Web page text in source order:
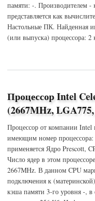
памяти: -. Производителем
представляется как
Настольные ПК. Найденная
(или выпуска) процессора: 2
о Процессор Intel Celeron D-335
Процессор Intel
(2667MHz,
Процессор от компании Intel
имеющим номер процессора:
применяется Ядро Prescott,
Число ядер в этом
2667MHz. В данном CPU
подключения к
кэша памяти 3-го уровня -, в